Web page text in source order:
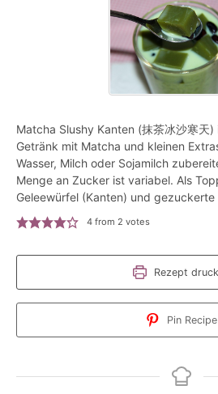
Matcha Slushy Kanten (抹茶冰沙寒天
Getränk mit Matcha und kleinen
Wasser, Milch oder Sojamilch
Menge an Zucker ist variabel. Als
Geleewürfel (Kanten) und
4from 2 votes
Rezept
Pin Recipe